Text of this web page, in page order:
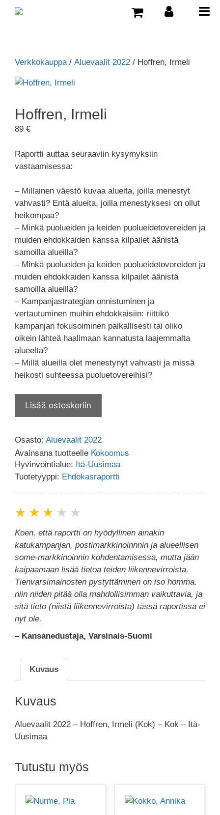
Verkkokauppa/ Aluevaalit 2022 / Hoffren, Irmeli
Hoffren, Irmeli
89 €
Raportti auttaa seuraaviin kysymyksiin
vastaamisessa:
– Millainen väestö kuvaa alueita, joilla menestyt
vahvasti? Entä alueita, joilla menestyksesi on ollut
heikompaa?
– Minkä puolueiden ja keiden puolueidetovereiden ja
muiden ehdokkaiden kanssa kilpailet äänistä
samoilla alueilla?
– Minkä puolueiden ja keiden puolueidetovereiden ja
muiden ehdokkaiden kanssa kilpailet äänistä
samoilla alueilla?
– Kampanjastrategian onnistuminen ja
vertautuminen muihin ehdokkaisiin: riittikö
kampanjan fokusoiminen paikallisesti tai oliko
oikein lähteä haalimaan kannatusta laajemmalta
alueelta?
– Millä alueilla olet menestynyt vahvasti ja missä
heikosti suhteessa puoluetovereihisi?
Lisää ostoskoriin
Osasto: Aluevaalit 2022
Avainsana tuotteelle Kokoomus
Hyvinvointialue: Itä-Uusimaa
Tuotetyyppi: Ehdokasraportti
★ ★ ★ ★ ★
Koen, että raportti on hyödyllinen ainakin
katukampanjan, postimarkkinoinnnin ja alueellisen
some-markkinoinnin kohdentamisessa, mutta jään
kaipaamaan lisää tietoa teiden liikennevirroista.
Tienvarsimainosten pystyttäminen on iso homma,
niin niiden pitää olla mahdollisimman vaikuttavia, ja
sitä tieto (niistä liikennevirroista) tässä raportissa ei
nyt ole.
– Kansanedustaja, Varsinais-Suomi
Kuvaus
Kuvaus
Aluevaalit 2022 – Hoffren, Irmeli (Kok) – Kok – Itä-
Uusimaa
Tutustu myös